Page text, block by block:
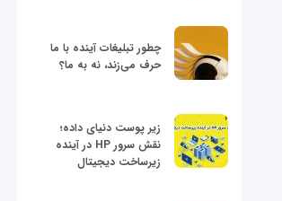
چطور تبلیغات آینده با ما
حرف می‌زند، نه به ما؟
زیر پوست دنیای داده؛
نقش سرور HP در آینده
زیرساخت دیجیتال